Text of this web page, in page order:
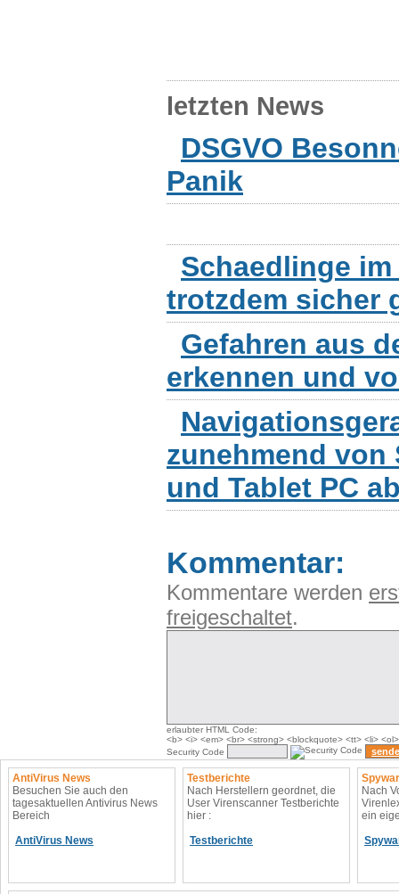
letzten News
DSGVO
Panik
Schaedlinge
trotzdem sicher
Gefahren aus
erkennen und
zunehmend von
und Tablet PC
Kommentar:
Kommentare werden
freigeschaltet.
erlaubter HTML Code:
<b> <i> <em> <br> <strong> <blockquote> <tt> <li>
Security Code
AntiVirus News
Besuchen Sie auch den
tagesaktuellen Antivirus News
Bereich
AntiVirus News
Testberichte
Nach Herstellern geordnet, die
User Virenscanner Testberichte
hier :
Testberichte
Nach
ein